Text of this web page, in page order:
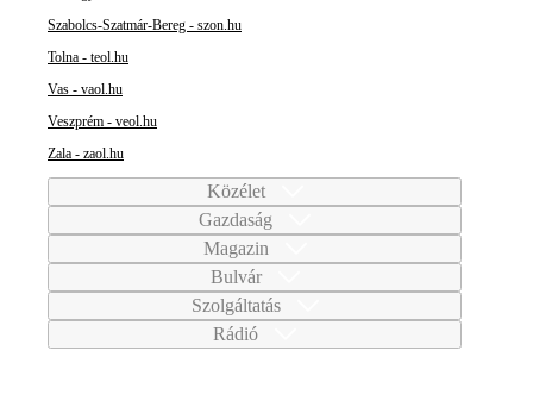
Szabolcs-Szatmár-Bereg - szon.hu
Tolna - teol.hu
Vas - vaol.hu
Veszprém - veol.hu
Zala - zaol.hu
Közélet
Gazdaság
Magazin
Bulvár
Szolgáltatás
Rádió